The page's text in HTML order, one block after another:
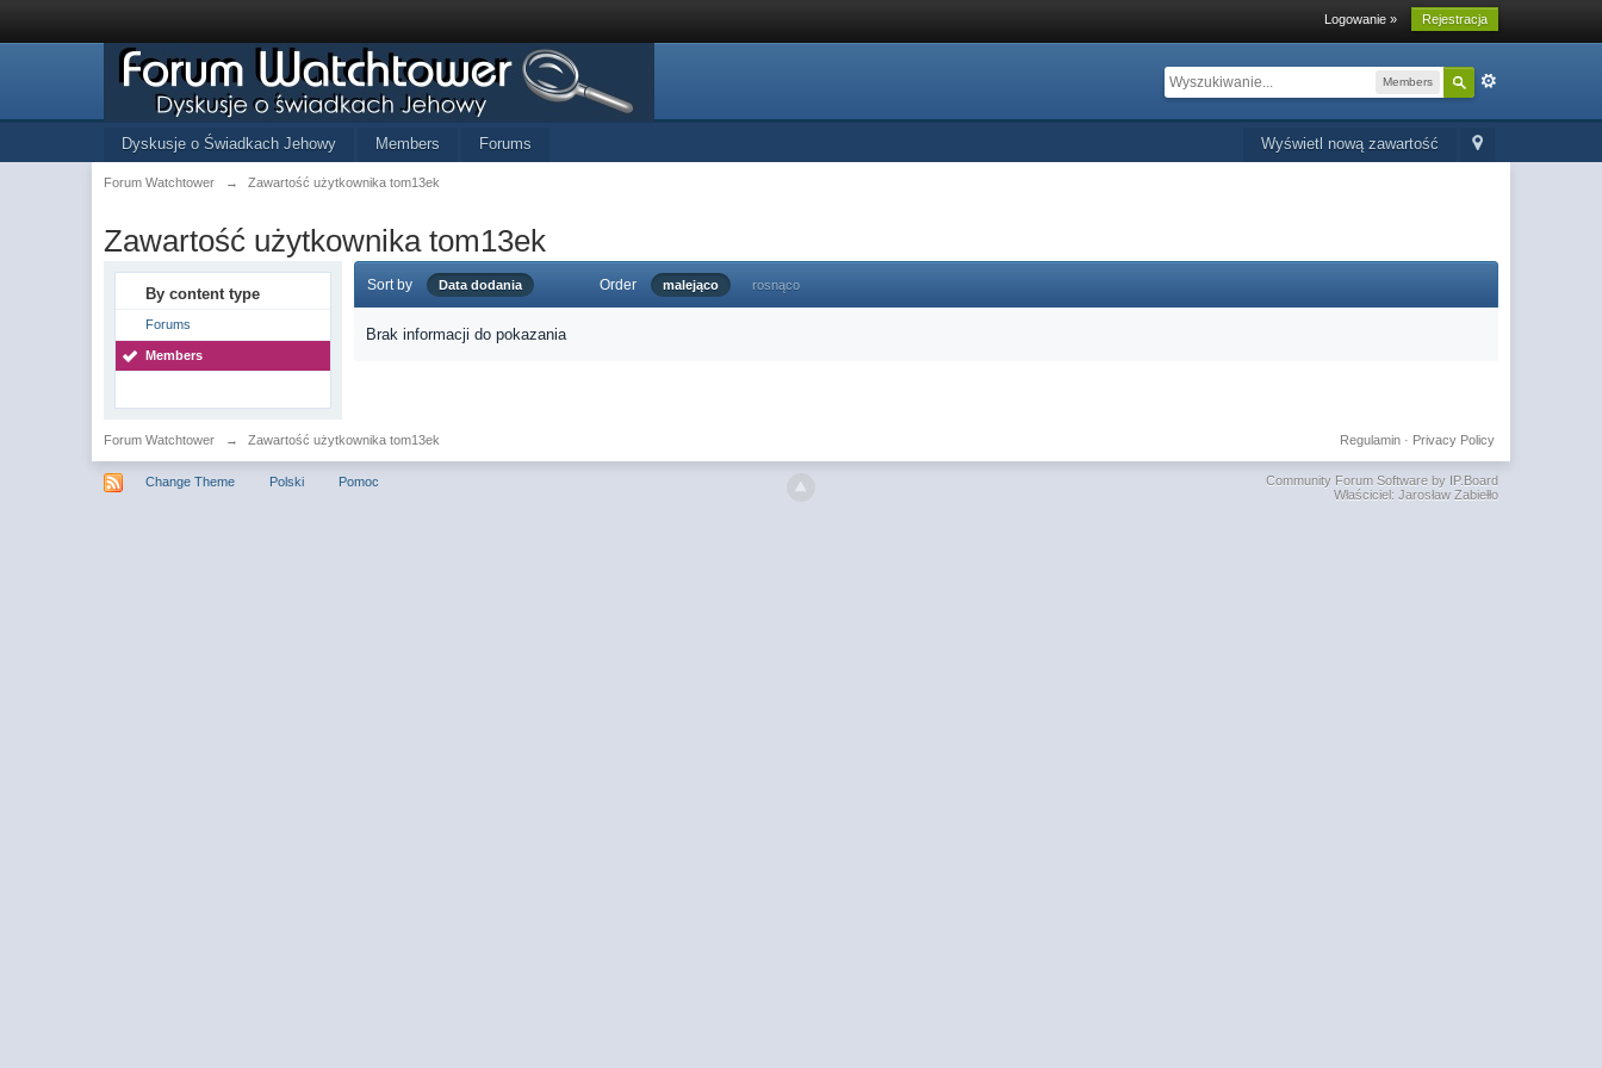
Logowanie » Rejestracja
Members
Wyświetl nową zawartość
Dyskusje o Świadkach Jehowy Members Forums
Forum Watchtower → Zawartość użytkownika tom13ek
Zawartość użytkownika tom13ek
By content type
Forums
Members
Sort by Data dodania Order malejąco rosnąco
Brak informacji do pokazania
Forum Watchtower → Zawartość użytkownika tom13ek Privacy Policy
Regulamin·
Change Theme Polski Pomoc
Community Forum Software by IP.Board
Właściciel: Jarosław Zabiełło